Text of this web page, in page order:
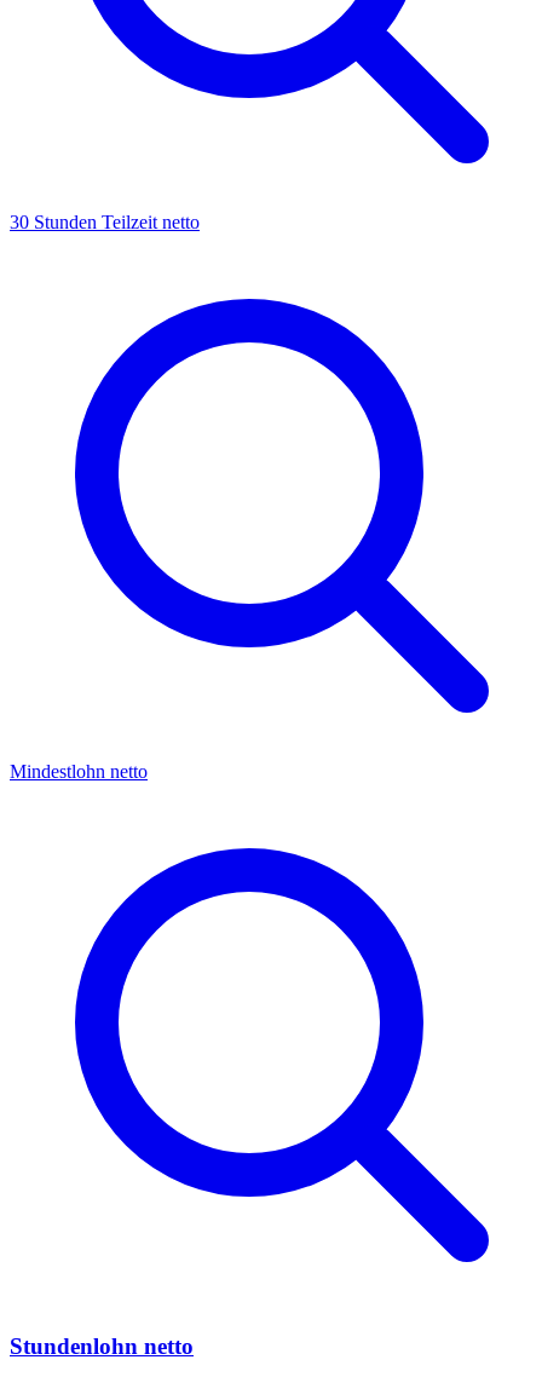
30 Stunden Teilzeit netto
Mindestlohn netto
Stundenlohn netto